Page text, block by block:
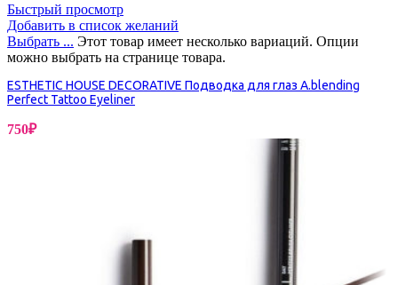
Быстрый просмотр
Добавить в список желаний
Выбрать ... Этот товар имеет несколько вариаций. Опции
можно выбрать на странице товара.
ESTHETIC HOUSE DECORATIVE Подводка для глаз A.blending
Perfect Tattoo Eyeliner
750₽